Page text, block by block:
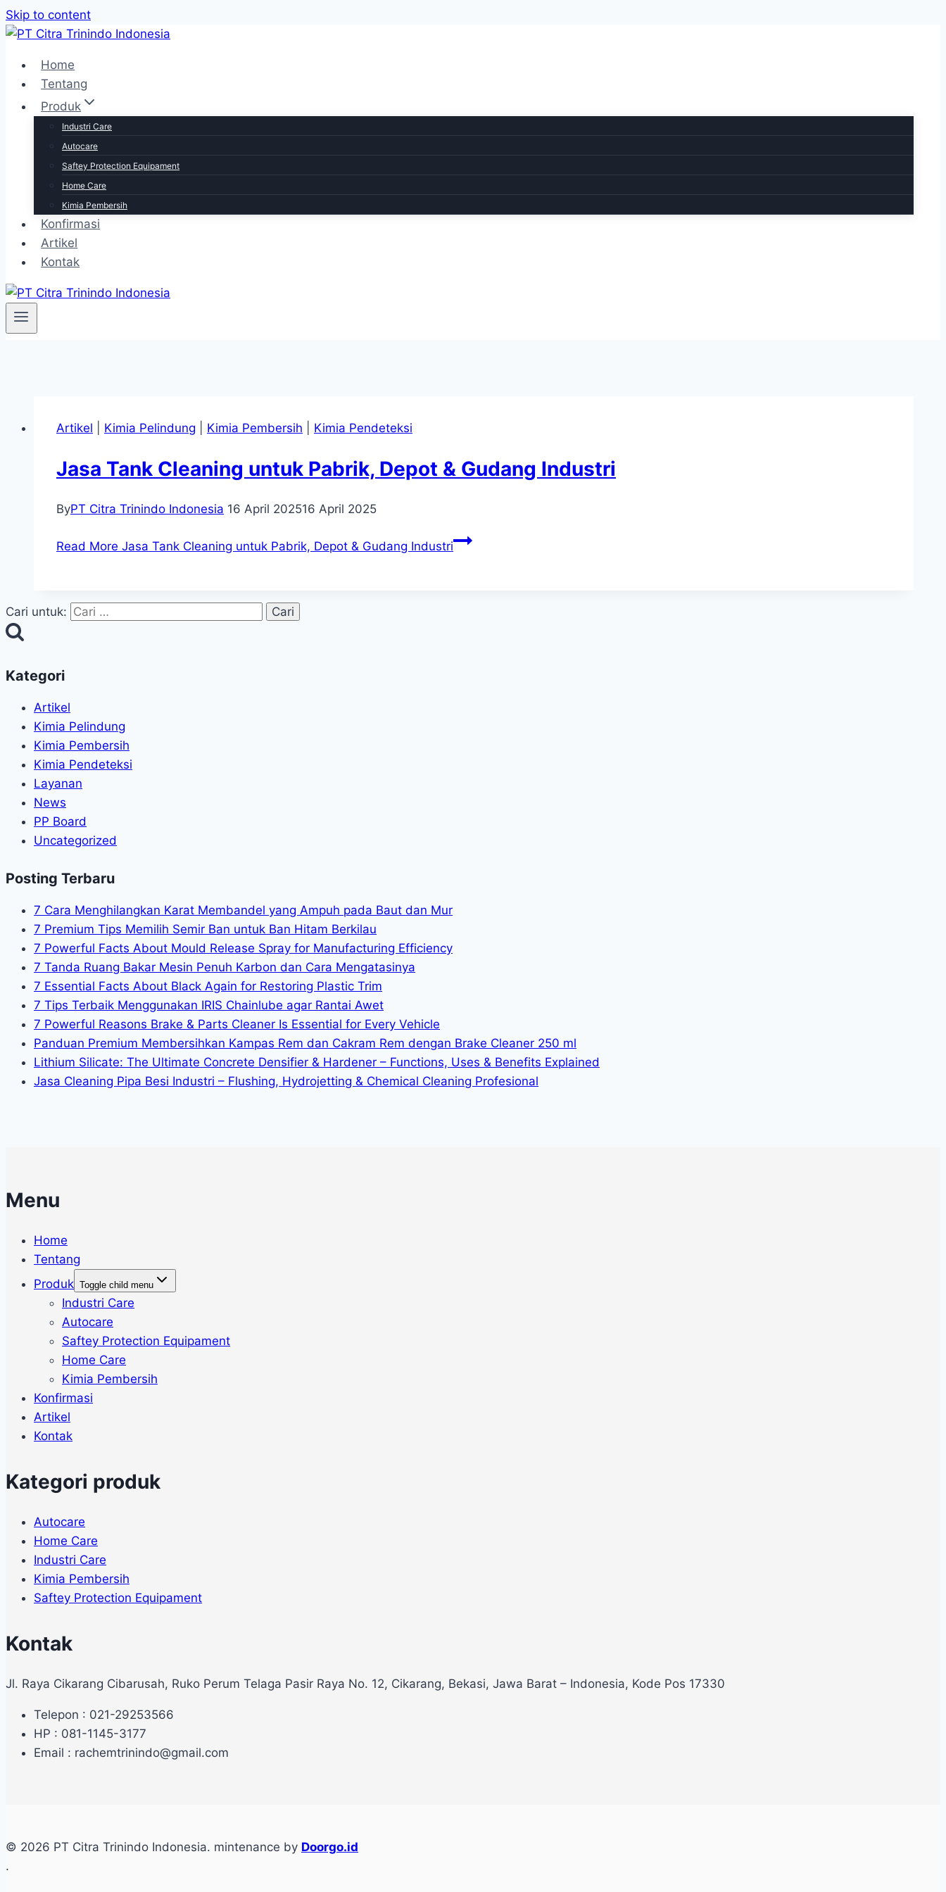
Skip to content
Home
Tentang
Produk
Industri Care
Autocare
Saftey Protection Equipament
Home Care
Kimia Pembersih
Konfirmasi
Artikel
Kontak
Artikel Kimia Pelindung Kimia Pembersih Kimia Pendeteksi
Jasa Tank Cleaning untuk Pabrik, Depot & Gudang Industri
ByPT Citra Trinindo Indonesia 16 April 202516 April 2025
Read More Jasa Tank Cleaning untuk Pabrik, Depot & Gudang Industri
Cari untuk:
Kategori
Artikel
Kimia Pelindung
Kimia Pembersih
Kimia Pendeteksi
Layanan
News
PP Board
Uncategorized
Posting Terbaru
7 Cara Menghilangkan Karat Membandel yang Ampuh pada Baut dan Mur
7 Premium Tips Memilih Semir Ban untuk Ban Hitam Berkilau
7 Powerful Facts About Mould Release Spray for Manufacturing Efficiency
7 Tanda Ruang Bakar Mesin Penuh Karbon dan Cara Mengatasinya
7 Essential Facts About Black Again for Restoring Plastic Trim
7 Tips Terbaik Menggunakan IRIS Chainlube agar Rantai Awet
7 Powerful Reasons Brake & Parts Cleaner Is Essential for Every Vehicle
Panduan Premium Membersihkan Kampas Rem dan Cakram Rem dengan Brake Cleaner 250 ml
Lithium Silicate: The Ultimate Concrete Densifier & Hardener – Functions, Uses & Benefits Explained
Jasa Cleaning Pipa Besi Industri – Flushing, Hydrojetting & Chemical Cleaning Profesional
Menu
Home
Tentang
Produk Toggle child menu
Industri Care
Autocare
Saftey Protection Equipament
Home Care
Kimia Pembersih
Konfirmasi
Artikel
Kontak
Kategori produk
Autocare
Home Care
Industri Care
Kimia Pembersih
Saftey Protection Equipament
Kontak
Jl. Raya Cikarang Cibarusah, Ruko Perum Telaga Pasir Raya No. 12, Cikarang, Bekasi, Jawa Barat – Indonesia, Kode Pos 17330
Telepon : 021-29253566
HP : 081-1145-3177
Email : rachemtrinindo@gmail.com
© 2026 PT Citra Trinindo Indonesia. mintenance by Doorgo.id
.